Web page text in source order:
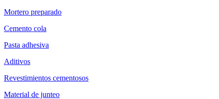
Mortero preparado
Cemento cola
Pasta adhesiva
Aditivos
Revestimientos cementosos
Material de junteo